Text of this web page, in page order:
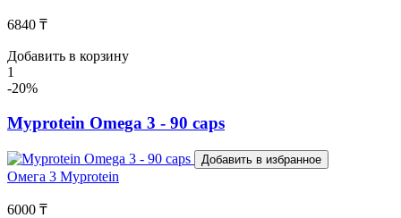
6840 ₸
Добавить в корзину
1
-20%
Myprotein Omega 3 - 90 caps
Добавить в избранное
Омега 3 Myprotein
6000 ₸